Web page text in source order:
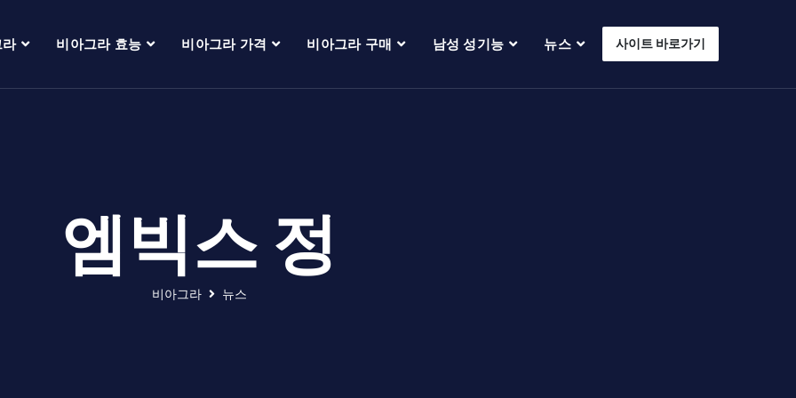
비아그라 효능 비아그라 가격 비아그라 구매 남성 성기능 뉴스 사이트 바로가기
엠빅스 정
비아그라 뉴스